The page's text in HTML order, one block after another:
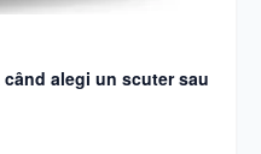
alegi un scuter sau